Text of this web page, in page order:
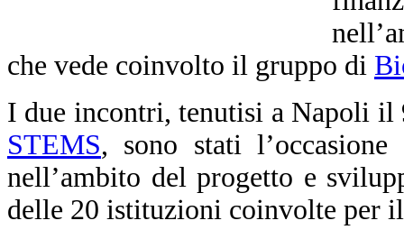
che vede coinvolto il gruppo di
I due incontri, tenutisi a Napoli il
STEMS, sono stati
nell’ambito del progetto e
delle 20 istituzioni coinvolte per